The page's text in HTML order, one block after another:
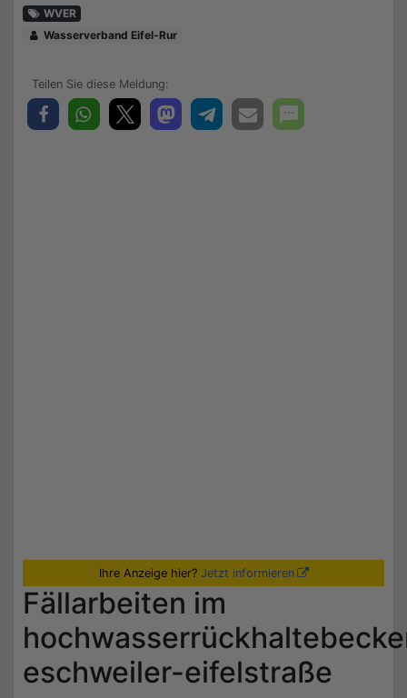
WVER
Wasserverband Eifel-Rur
Ihre Anzeige hier? Jetzt informieren
Fällarbeiten im
eschweiler-eifelstraße